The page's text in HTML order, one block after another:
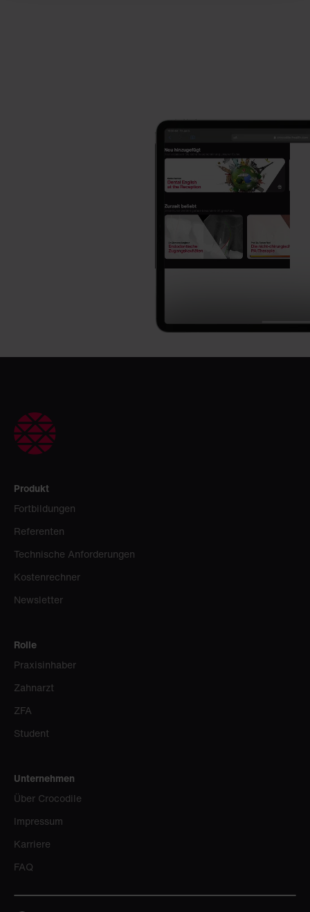
Produkt
Fortbildungen
Referenten
Technische Anforderungen
Kostenrechner
Newsletter
Rolle
Praxisinhaber
Zahnarzt
ZFA
Student
Unternehmen
Über Crocodile
Impressum
Karriere
FAQ